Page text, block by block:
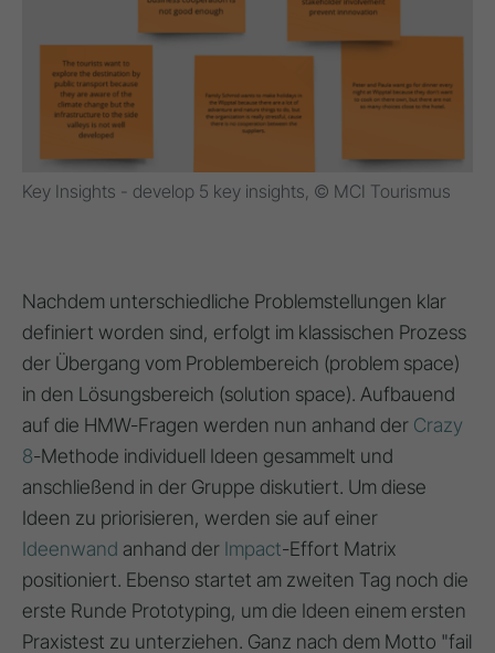
Key Insights - develop 5 key insights, © MCI Tourismus
Nachdem unterschiedliche Problemstellungen klar
definiert worden sind, erfolgt im klassischen Prozess
der Übergang vom Problembereich (problem space)
in den Lösungsbereich (solution space). Aufbauend
auf die HMW-Fragen werden nun anhand der Crazy
8-Methode individuell Ideen gesammelt und
anschließend in der Gruppe diskutiert. Um diese
Ideen zu priorisieren, werden sie auf einer
Ideenwand anhand der Impact-Effort Matrix
positioniert. Ebenso startet am zweiten Tag noch die
erste Runde Prototyping, um die Ideen einem ersten
Praxistest zu unterziehen. Ganz nach dem Motto "fail